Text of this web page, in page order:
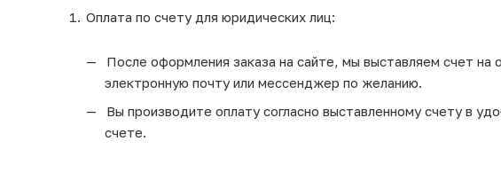
Оплата по счету для юридических лиц:
После оформления заказа на сайте, мы выставляем счет на
электронную почту или мессенджер по желанию.
Вы производите оплату согласно выставленному счету в
счете.